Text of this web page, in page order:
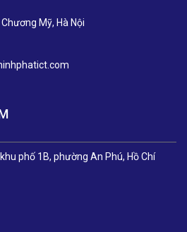
Mỹ, Hà Nội
phố 1B, phường An Phú, Hồ Chí